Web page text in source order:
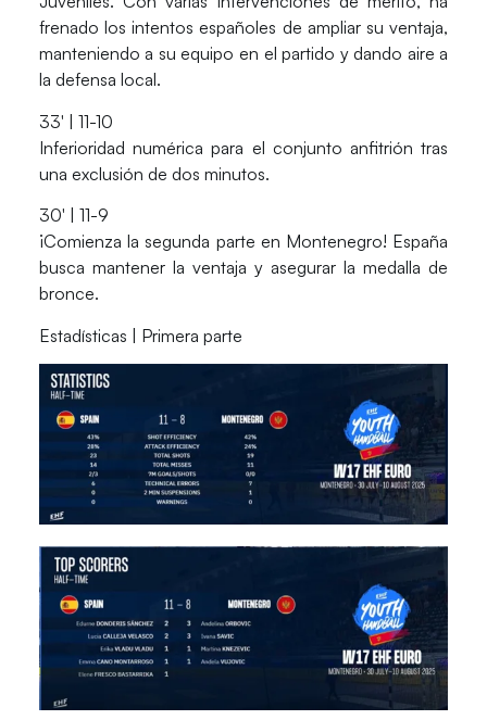
frenado los intentos españoles de ampliar su ventaja,
manteniendo a su equipo en el partido y dando aire a
la defensa local.
33′ | 11-10
Inferioridad numérica para el conjunto anfitrión tras
una exclusión de dos minutos.
30′ | 11-9
¡Comienza la segunda parte en Montenegro! España
busca mantener la ventaja y asegurar la medalla de
bronce.
Estadísticas | Primera parte